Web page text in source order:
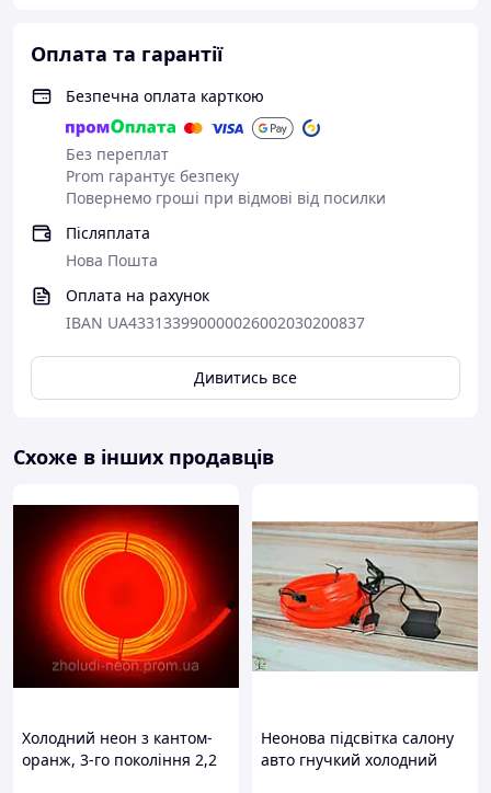
Оплата та гарантії
Безпечна оплата карткою
Без переплат
Prom гарантує безпеку
Повернемо гроші при відмові від посилки
Післяплата
Нова Пошта
Оплата на рахунок
IBAN UA433133990000026002030200837
Дивитись все
Схоже в інших продавців
Холодний неон з кантом-
оранж, 3-го покоління 2,2
Неонова підсвітка салону
авто гнучкий холодний